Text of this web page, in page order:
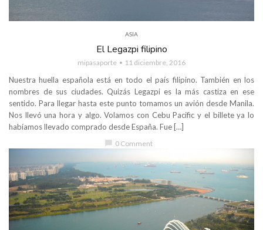
ASIA
El Legazpi filipino
mipasaporte 11 diciembre, 2016
Nuestra huella española está en todo el país filipino. También en los
nombres de sus ciudades. Quizás Legazpi es la más castiza en ese
sentido. Para llegar hasta este punto tomamos un avión desde Manila.
Nos llevó una hora y algo. Volamos con Cebu Pacific y el billete ya lo
habíamos llevado comprado desde España. Fue […]
chat_bubble 0 Comment